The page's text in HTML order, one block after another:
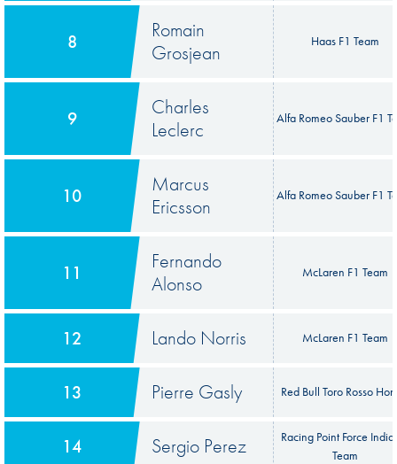
8
Romain
Grosjean
Haas F1 Team
9
Charles
Leclerc
Alfa Romeo Sauber F1
10
Marcus
Ericsson
Alfa Romeo Sauber F1
11
Fernando
Alonso
McLaren F1 Team
12 Lando Norris McLaren F1 Team
13 Pierre Gasly Red Bull Toro Rosso
14 Sergio Perez
Racing Point Force
Team